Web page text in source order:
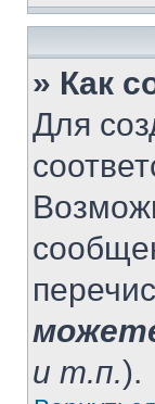
» Как
Для
и т.п.).